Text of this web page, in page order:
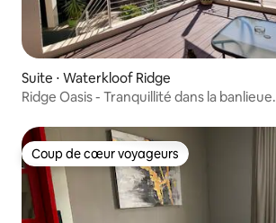
Suite ⋅ Waterkloof Ridge
Ridge Oasis - Tranquillité dans la banlieue.
Coup de cœur voyageurs
Coup de cœur voyageurs